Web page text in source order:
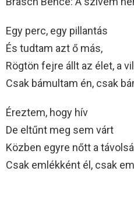
Egy perc, egy pillantás
És tudtam azt ő más,
Rögtön fejre állt az élet, a
Csak bámultam én, csak
Éreztem, hogy hív
De eltűnt meg sem várt
Közben egyre nőtt a
Csak emlékként él, csak